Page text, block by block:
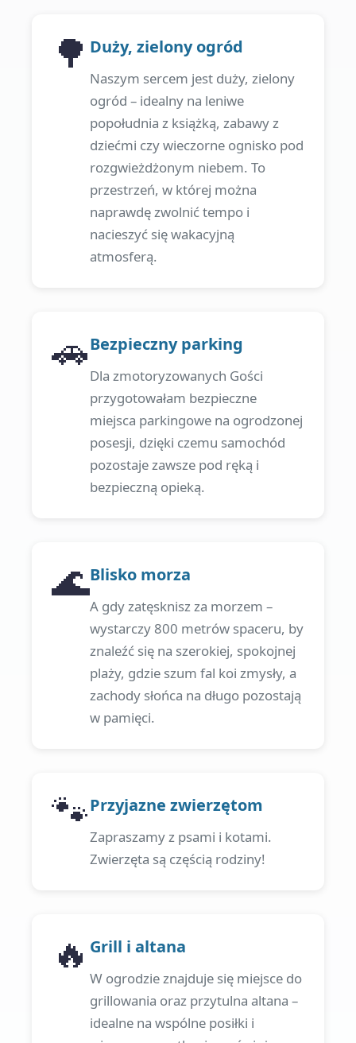
🌳 Duży, zielony ogród
Naszym sercem jest duży, zielony
ogród – idealny na leniwe
popołudnia z książką, zabawy z
dziećmi czy wieczorne ognisko pod
rozgwieżdżonym niebem. To
przestrzeń, w której można
naprawdę zwolnić tempo i
nacieszyć się wakacyjną
atmosferą.
🚗Bezpieczny parking
Dla zmotoryzowanych Gości
przygotowałam bezpieczne
miejsca parkingowe na ogrodzonej
posesji, dzięki czemu samochód
pozostaje zawsze pod ręką i
bezpieczną opieką.
🌊Blisko morza
A gdy zatęsknisz za morzem –
wystarczy 800 metrów spaceru, by
znaleźć się na szerokiej, spokojnej
plaży, gdzie szum fal koi zmysły, a
zachody słońca na długo pozostają
w pamięci.
🐾Przyjazne zwierzętom
Zapraszamy z psami i kotami.
Zwierzęta są częścią rodziny!
🔥 Grill i altana
W ogrodzie znajduje się miejsce do
grillowania oraz przytulna altana –
idealne na wspólne posiłki i